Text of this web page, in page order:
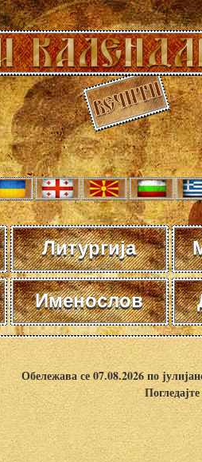
Литургија
Именослов
Обележава се 07.08.2026 по